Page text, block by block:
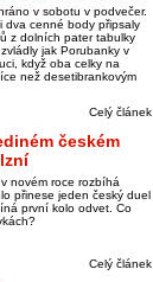
v sobotu v podvečer.
dva cenné body připsaly
z dolních pater tabulky
jak Porubanky v
když oba celky na
než desetibrankovým
Celý článek
českém
novém roce rozbíhá
přinese jeden český duel
první kolo odvet. Co
Celý článek